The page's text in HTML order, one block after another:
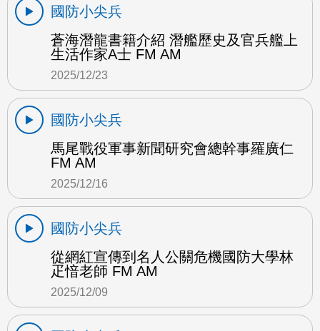
國防小尖兵
蒼海潛龍書籍介紹 潛艦歷史及官兵艦上
生活作家A士 FM AM
2025/12/23
國防小尖兵
馬尾戰役軍事新聞研究會總幹事羅廣仁
FM AM
2025/12/16
國防小尖兵
從網紅宣傳到名人公關危機國防大學林
疋愔老師 FM AM
2025/12/09